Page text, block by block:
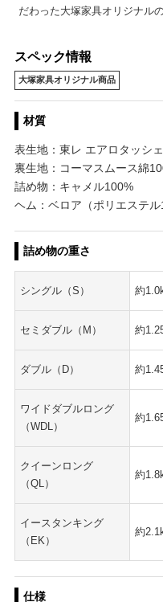
だわった大塚家具オリジナル
スペック情報
大塚家具オリジナル商品
材質
表生地：東レ エアロタッシ
裏生地：コーマスムース綿
詰め物：キャメル100%
ヘム：ベロア（ポリエステル
詰め物の重さ
シングル（S） 約
セミダブル（M） 約
ダブル（D） 約
ワイドダブルロング
（WDL）
約
クイーンロング
（QL）
約
イースタンキング
（EK）
約
仕様